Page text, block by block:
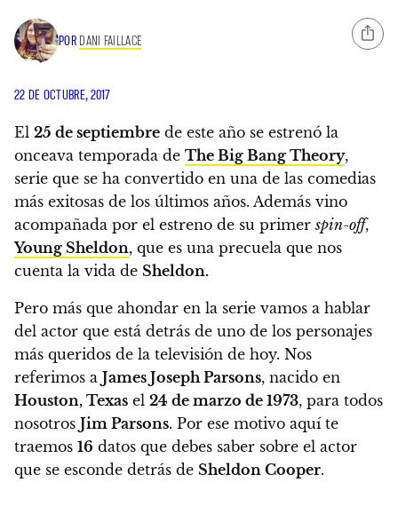
POR DANI FAILLACE
22 DE OCTUBRE, 2017
El 25 de septiembre de este año se estrenó la
onceava temporada de The Big Bang Theory,
serie que se ha convertido en una de las comedias
más exitosas de los últimos años. Además vino
acompañada por el estreno de su primerspin-off,
Young Sheldon, que es una precuela que nos
cuenta la vida de Sheldon.
Pero más que ahondar en la serie vamos a hablar
del actor que está detrás de uno de los personajes
más queridos de la televisión de hoy. Nos
referimos a James Joseph Parsons, nacido en
Houston, Texas el 24 de marzo de 1973, para todos
nosotros Jim Parsons. Por ese motivo aquí te
traemos 16 datos que debes saber sobre el actor
que se esconde detrás de Sheldon Cooper.